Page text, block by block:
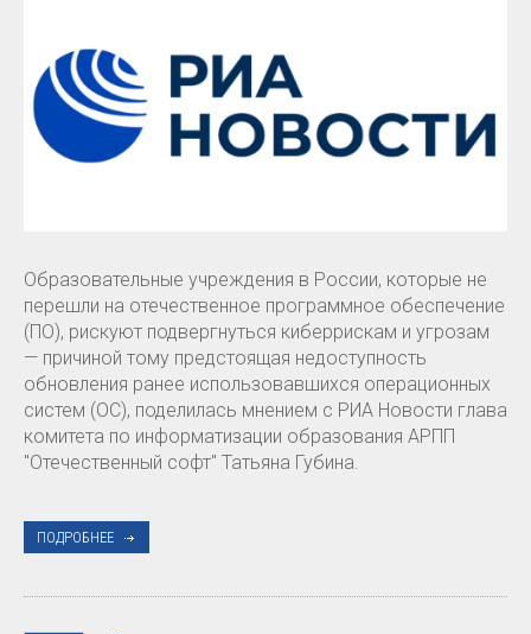
Образовательные учреждения в России, которые не
перешли на отечественное программное обеспечение
(ПО), рискуют подвергнуться киберрискам и угрозам
— причиной тому предстоящая недоступность
обновления ранее использовавшихся операционных
систем (ОС), поделилась мнением с РИА Новости глава
комитета по информатизации образования АРПП
"Отечественный софт" Татьяна Губина.
ПОДРОБНЕЕ